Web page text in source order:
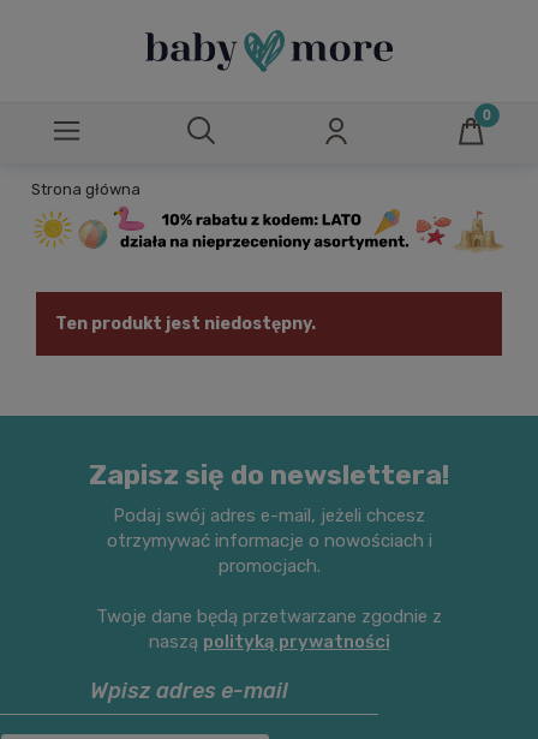
Strona główna
Ten produkt jest niedostępny.
Zapisz się do newslettera!
Podaj swój adres e-mail, jeżeli chcesz
otrzymywać informacje o nowościach i
promocjach.
Twoje dane będą przetwarzane zgodnie z
naszą polityką prywatności